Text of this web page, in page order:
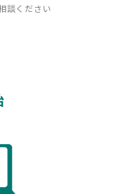
談ください